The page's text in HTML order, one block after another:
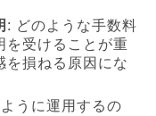
: どのような手数料
を受けることが重
を損ねる原因にな
うに運用するの